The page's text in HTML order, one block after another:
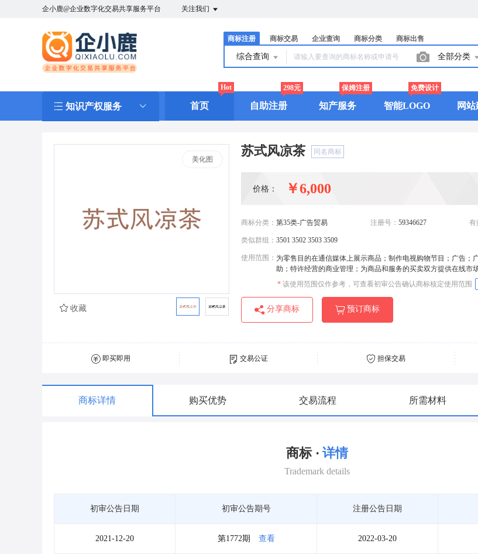
企小鹿@企业数字化交易共享服务平台 关注我们
商标注册 商标交易 企业查询 商标分类 商标出售
综合查询 全部分类
知识产权服务 首页
Hot
自助注册
298元
知产服务
保姆注册
智能LOGO
免费设计
网
美化图
苏式风凉茶 同名商标
价格： ￥6,000
商标分类： 第35类-广告贸易 注册号： 59346627 有
类似群组： 3501 3502 3503 3509
使用范围： 为零售目的在通信媒体上展示商品；制作电视购物节目；广告；
助；特许经营的商业管理；为商品和服务的买卖双方提供在线市场
* 该使用范围仅作参考，可查看初审公告确认商标核定使用范围
分享商标 预订商标
收藏
即买即用 交易公证 担保交易
商标详情 购买优势 交易流程 所需材料
商标 · 详情
Trademark details
初审公告日期 初审公告期号 注册公告日期
2021-12-20 第1772期 查看 2022-03-20